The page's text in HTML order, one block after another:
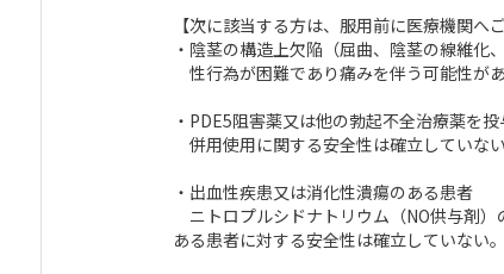
【次に該当する方は、服用前に医療機関へ
・陰茎の構造上欠陥（屈曲、陰茎の線維
性行為が困難であり痛みを伴う可能性があ
・PDE5阻害薬又は他の勃起不全治療薬を
併用使用に関する安全性は確立していない
・出血性疾患又は消化性潰瘍のある患者
ニトロプルシドナトリウム（NO供与剤
ある患者に対する安全性は確立していない。